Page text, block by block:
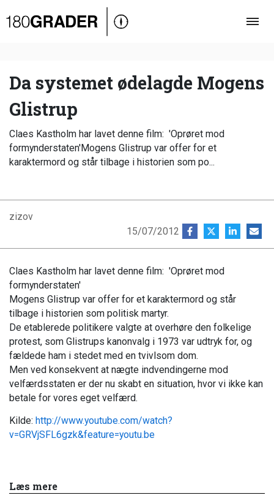
Oversigt
Debat
Video
Podcast
Da systemet ødelagde Mogens
Glistrup
Claes Kastholm har lavet denne film: 'Oprøret mod
formynderstaten'Mogens Glistrup var offer for et
karaktermord og står tilbage i historien som po...
zizov
15/07/2012
Claes Kastholm har lavet denne film: 'Oprøret mod
formynderstaten'
Mogens Glistrup var offer for et karaktermord og står
tilbage i historien som politisk martyr.
De etablerede politikere valgte at overhøre den folkelige
protest, som Glistrups kanonvalg i 1973 var udtryk for, og
fældede ham i stedet med en tvivlsom dom.
Men ved konsekvent at nægte indvendingerne mod
velfærdsstaten er der nu skabt en situation, hvor vi ikke kan
betale for vores eget velfærd.
Kilde: http://www.youtube.com/watch?
v=GRVjSFL6gzk&feature=youtu.be
Læs mere